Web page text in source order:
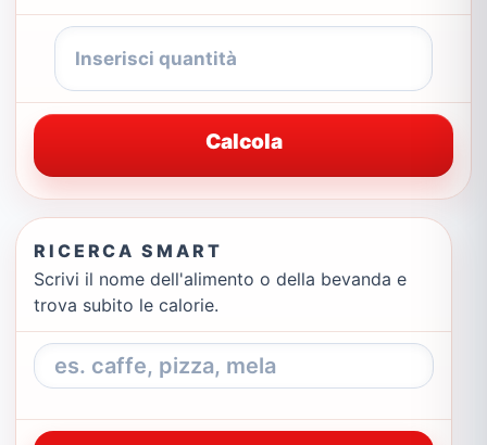
Calcola
RICERCA SMART
Scrivi il nome dell'alimento o della bevanda e
trova subito le calorie.